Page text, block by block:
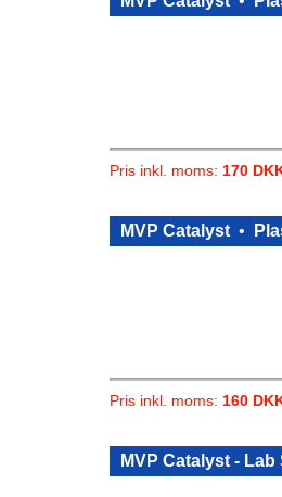
Pris inkl. moms: 170
MVP Catalyst •
Pris inkl. moms: 160
MVP Catalyst -